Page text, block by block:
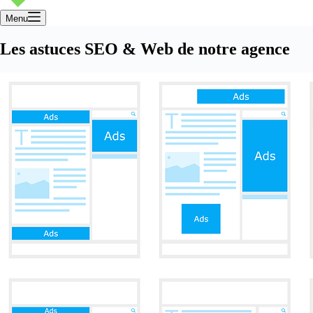
Menu
Les astuces SEO & Web de notre agence